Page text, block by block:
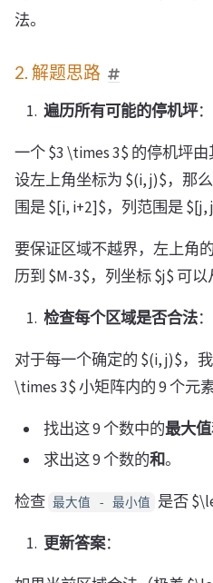
法。
2. 解题思路
遍历所有可能的停机坪：
一个 $3 \times 3$ 的停机坪
设左上角坐标为 $(i, j)$，那
围是 $[i, i+2]$，列范围是 $[j,
要保证区域不越界，左上角
历到 $M-3$，列坐标 $j$ 可以
检查每个区域是否合法：
对于每一个确定的 $(i, j)$，
\times 3$ 小矩阵内的 9 个元素
找出这 9 个数中的最大值
求出这 9 个数的和。
检查 最大值 - 最小值 是否
更新答案：